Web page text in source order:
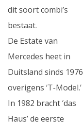
dit soort combi’s
bestaat.
De Estate van
Mercedes heet in
Duitsland sinds 1976
overigens ‘T-Model.’
In 1982 bracht ‘das
Haus’ de eerste